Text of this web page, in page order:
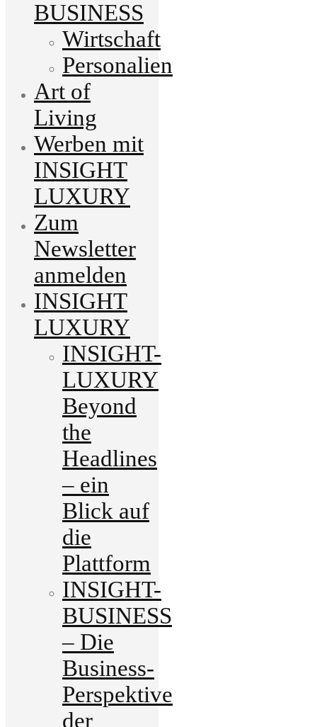
BUSINESS
Wirtschaft
Personalien
Art of
Living
Werben mit
INSIGHT
LUXURY
Zum
Newsletter
anmelden
INSIGHT
LUXURY
INSIGHT-
LUXURY
Beyond
the
Headlines
– ein
Blick auf
die
Plattform
INSIGHT-
BUSINESS
– Die
Business-
Perspektive
der